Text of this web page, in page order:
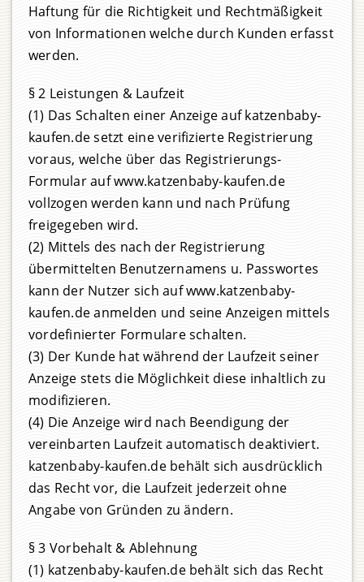
Haftung für die Richtigkeit und Rechtmäßigkeit
von Informationen welche durch Kunden erfasst
werden.
§ 2 Leistungen & Laufzeit
(1) Das Schalten einer Anzeige auf katzenbaby-
kaufen.de setzt eine verifizierte Registrierung
voraus, welche über das Registrierungs-
Formular auf www.katzenbaby-kaufen.de
vollzogen werden kann und nach Prüfung
freigegeben wird.
(2) Mittels des nach der Registrierung
übermittelten Benutzernamens u. Passwortes
kann der Nutzer sich auf www.katzenbaby-
kaufen.de anmelden und seine Anzeigen mittels
vordefinierter Formulare schalten.
(3) Der Kunde hat während der Laufzeit seiner
Anzeige stets die Möglichkeit diese inhaltlich zu
modifizieren.
(4) Die Anzeige wird nach Beendigung der
vereinbarten Laufzeit automatisch deaktiviert.
katzenbaby-kaufen.de behält sich ausdrücklich
das Recht vor, die Laufzeit jederzeit ohne
Angabe von Gründen zu ändern.
§ 3 Vorbehalt & Ablehnung
(1) katzenbaby-kaufen.de behält sich das Recht